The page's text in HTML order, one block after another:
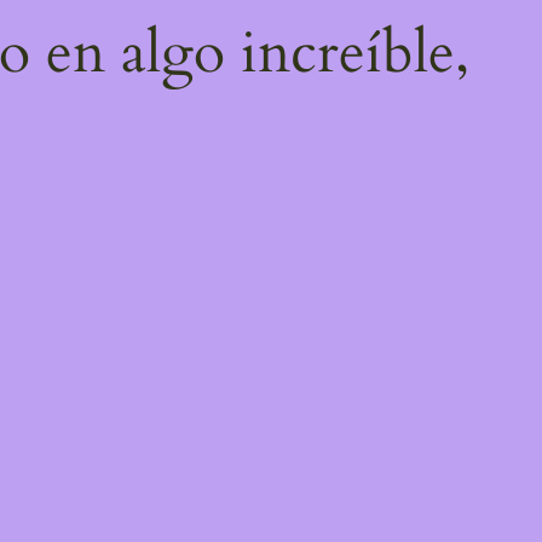
en algo increíble,